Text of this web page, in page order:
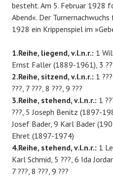
besteht. Am 5. Februar 1928
Abend«. Der
1928 ein Krippenspiel im
1.Reihe, liegend, v.l.n.r.: 1
Ernst Faller (1889-1961), 3
2.Reihe, sitzend, v.l.n.r.: 1
???, 7 ???, 8 ???, 9 ???
3.Reihe, stehend, v.l.n.r.: 1
???, 5 Joseph Benitz (1897-
Josef Bader, 9 Karl Bader
Ehret (1897-1974)
4.Reihe, stehend, v.l.n.r.: 1
Karl Schmid, 5 ???, 6 Ida
7 ???, 8 ???, 9 ???